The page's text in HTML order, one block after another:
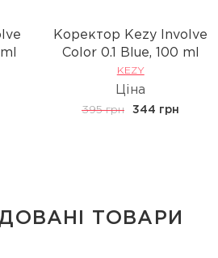
Коректор Kezy Involve
Сolor 0.1 Blue, 100 ml
KEZY
Ціна
395 грн 344 грн
ТОВАРИ